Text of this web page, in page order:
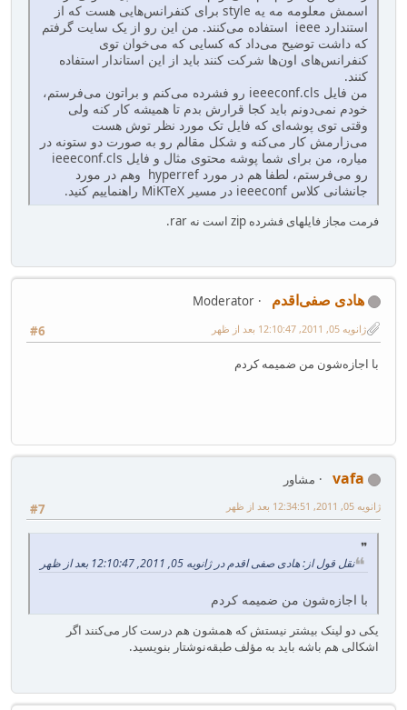
اسمش معلومه مه یه style برای کنفرانس‌هایی هست که از
استندارد ieee استفاده می‌کنند. من این رو از یک سایت گرفتم
که داشت توضیح می‌داد که کسایی که می‌خوان توی
کنفرانس‌های اون‌ها شرکت کنند باید از این استاندار استفاده
کنند.
من فایل ieeeconf.cls رو فشرده می‌کنم و براتون می‌فرستم،
خودم نمی‌دونم باید کجا قرارش بدم تا همیشه کار کنه ولی
وقتی توی پوشه‌ای که فایل تک مورد نظر توش هست
می‌زارمش کار می‌کنه و شکل مقالم رو به صورت دو ستونه در
میاره، من برای شما پوشه محتوی مثال و فایل ieeeconf.cls
رو می‌فرستم، لطفا هم در مورد hyperref وهم در مورد
جانشانی کلاس ieeeconf در مسیر MiKTeX راهنماییم کنید.
فرمت مجاز فایلهای فشرده zip است نه rar.
هادی صفی‌اقدم
Moderator
#6
ژانویه 05, 2011, 12:10:47 بعد از ظهر
با اجازه‌شون من ضمیمه کردم
vafa
مشاور
#7
ژانویه 05, 2011, 12:34:51 بعد از ظهر
نقل قول از: هادی صفی اقدم در ژانویه 05, 2011, 12:10:47 بعد از ظهر
با اجازه‌شون من ضمیمه کردم
یکی دو لینک بیشتر نیستش که همشون هم درست کار می‌کنند اگر
اشکالی هم باشه باید به مؤلف طبقه‌نوشتار بنویسید.